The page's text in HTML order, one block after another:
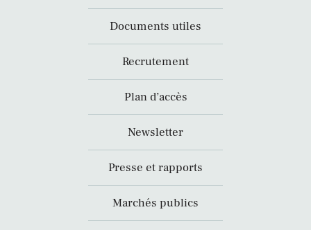
Documents utiles
Recrutement
Plan d’accès
Newsletter
Presse et rapports
Marchés publics